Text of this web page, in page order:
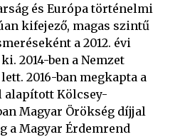
és Európa történelmi
kifejező, magas szintű
a 2012. évi
2014-ben a Nemzet
2016-ban megkapta a
alapított Kölcsey-
Magyar Örökség díjjal
a Magyar Érdemrend